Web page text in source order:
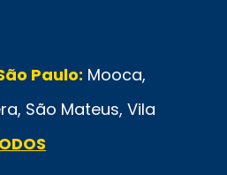
Paulo: Mooca,
São Mateus, Vila